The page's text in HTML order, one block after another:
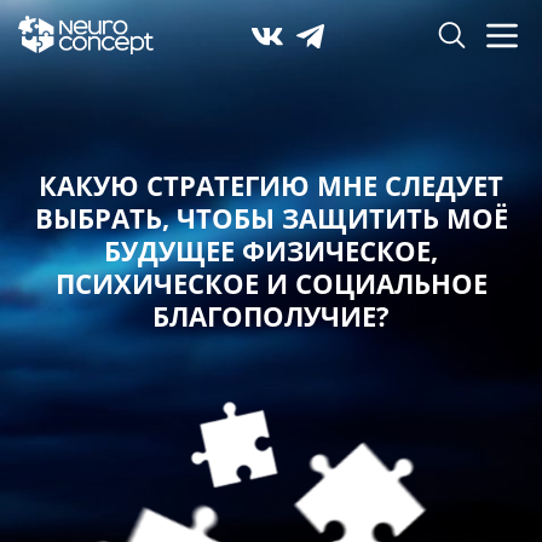
КАКУЮ СТРАТЕГИЮ МНЕ СЛЕДУЕТ
ВЫБРАТЬ,ЧТОБЫ ЗАЩИТИТЬ МОЁ
БУДУЩЕЕ ФИЗИЧЕСКОЕ,
ПСИХИЧЕСКОЕ И СОЦИАЛЬНОЕ
БЛАГОПОЛУЧИЕ?